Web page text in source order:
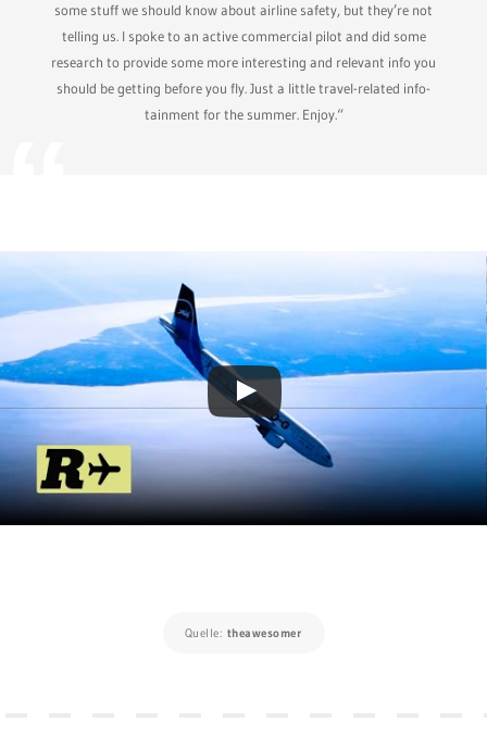
some stuff we should know about airline safety, but they’re not
telling us. I spoke to an active commercial pilot and did some
research to provide some more interesting and relevant info you
should be getting before you fly. Just a little travel-related info-
tainment for the summer. Enjoy.“
Quelle: theawesomer